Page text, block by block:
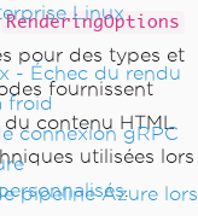
Linux
- Échec du rendu
froid
connexion gRPC
pipeline Azure lors
RenderingOptions
pour des types et
fournissent
contenu HTML
utilisées lors
.